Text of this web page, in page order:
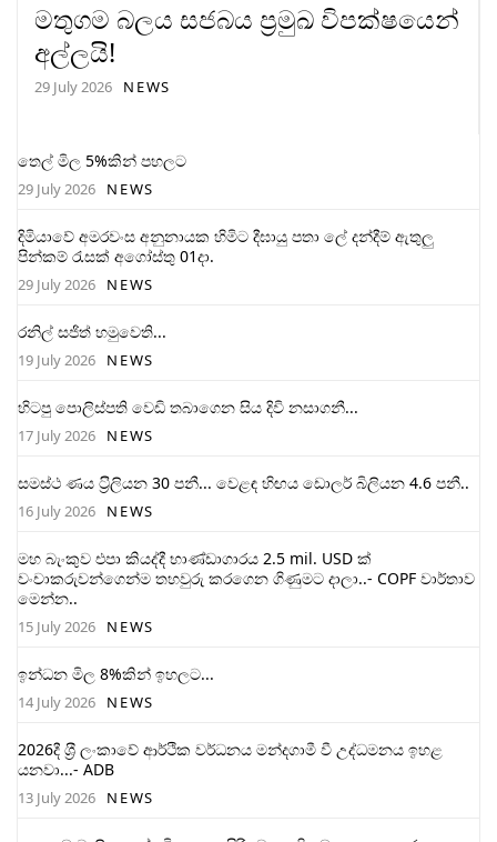
මතුගම බලය සජබය ප්‍රමුඛ විපක්ෂයෙන්
අල්ලයි!
29 July 2026 NEWS
තෙල් මිල 5%කින් පහලට
29 July 2026 NEWS
දිමියාවේ අමරවංස අනුනායක හිමිට දීඝායු පතා ලේ දන්දීම් ඇතුලු
පින්කම් රැසක් අගෝස්තු 01දා.
29 July 2026 NEWS
රනිල් සජිත් හමුවෙති...
19 July 2026 NEWS
හිටපු පොලිස්පති වෙඩි තබාගෙන සිය දිවි නසාගනී...
17 July 2026 NEWS
සමස්ථ ණය ට‍්‍රිලියන 30 පනී... වෙළඳ හිඟය ඩොලර් බිලියන 4.6 පනී..
16 July 2026 NEWS
මහ බැංකුව එපා කියද්දී භාණ්ඩාගාරය 2.5 mil. USD ක්
වංචාකරුවන්ගෙන්ම තහවුරු කරගෙන ගිණුමට දාලා..- COPF වාර්තාව
මෙන්න..
15 July 2026 NEWS
ඉන්ධන මිල 8%කින් ඉහලට...
14 July 2026 NEWS
2026දී ශ‍්‍රී ලංකාවේ ආර්ථික වර්ධනය මන්දගාමී වී උද්ධමනය ඉහළ
යනවා...- ADB
13 July 2026 NEWS